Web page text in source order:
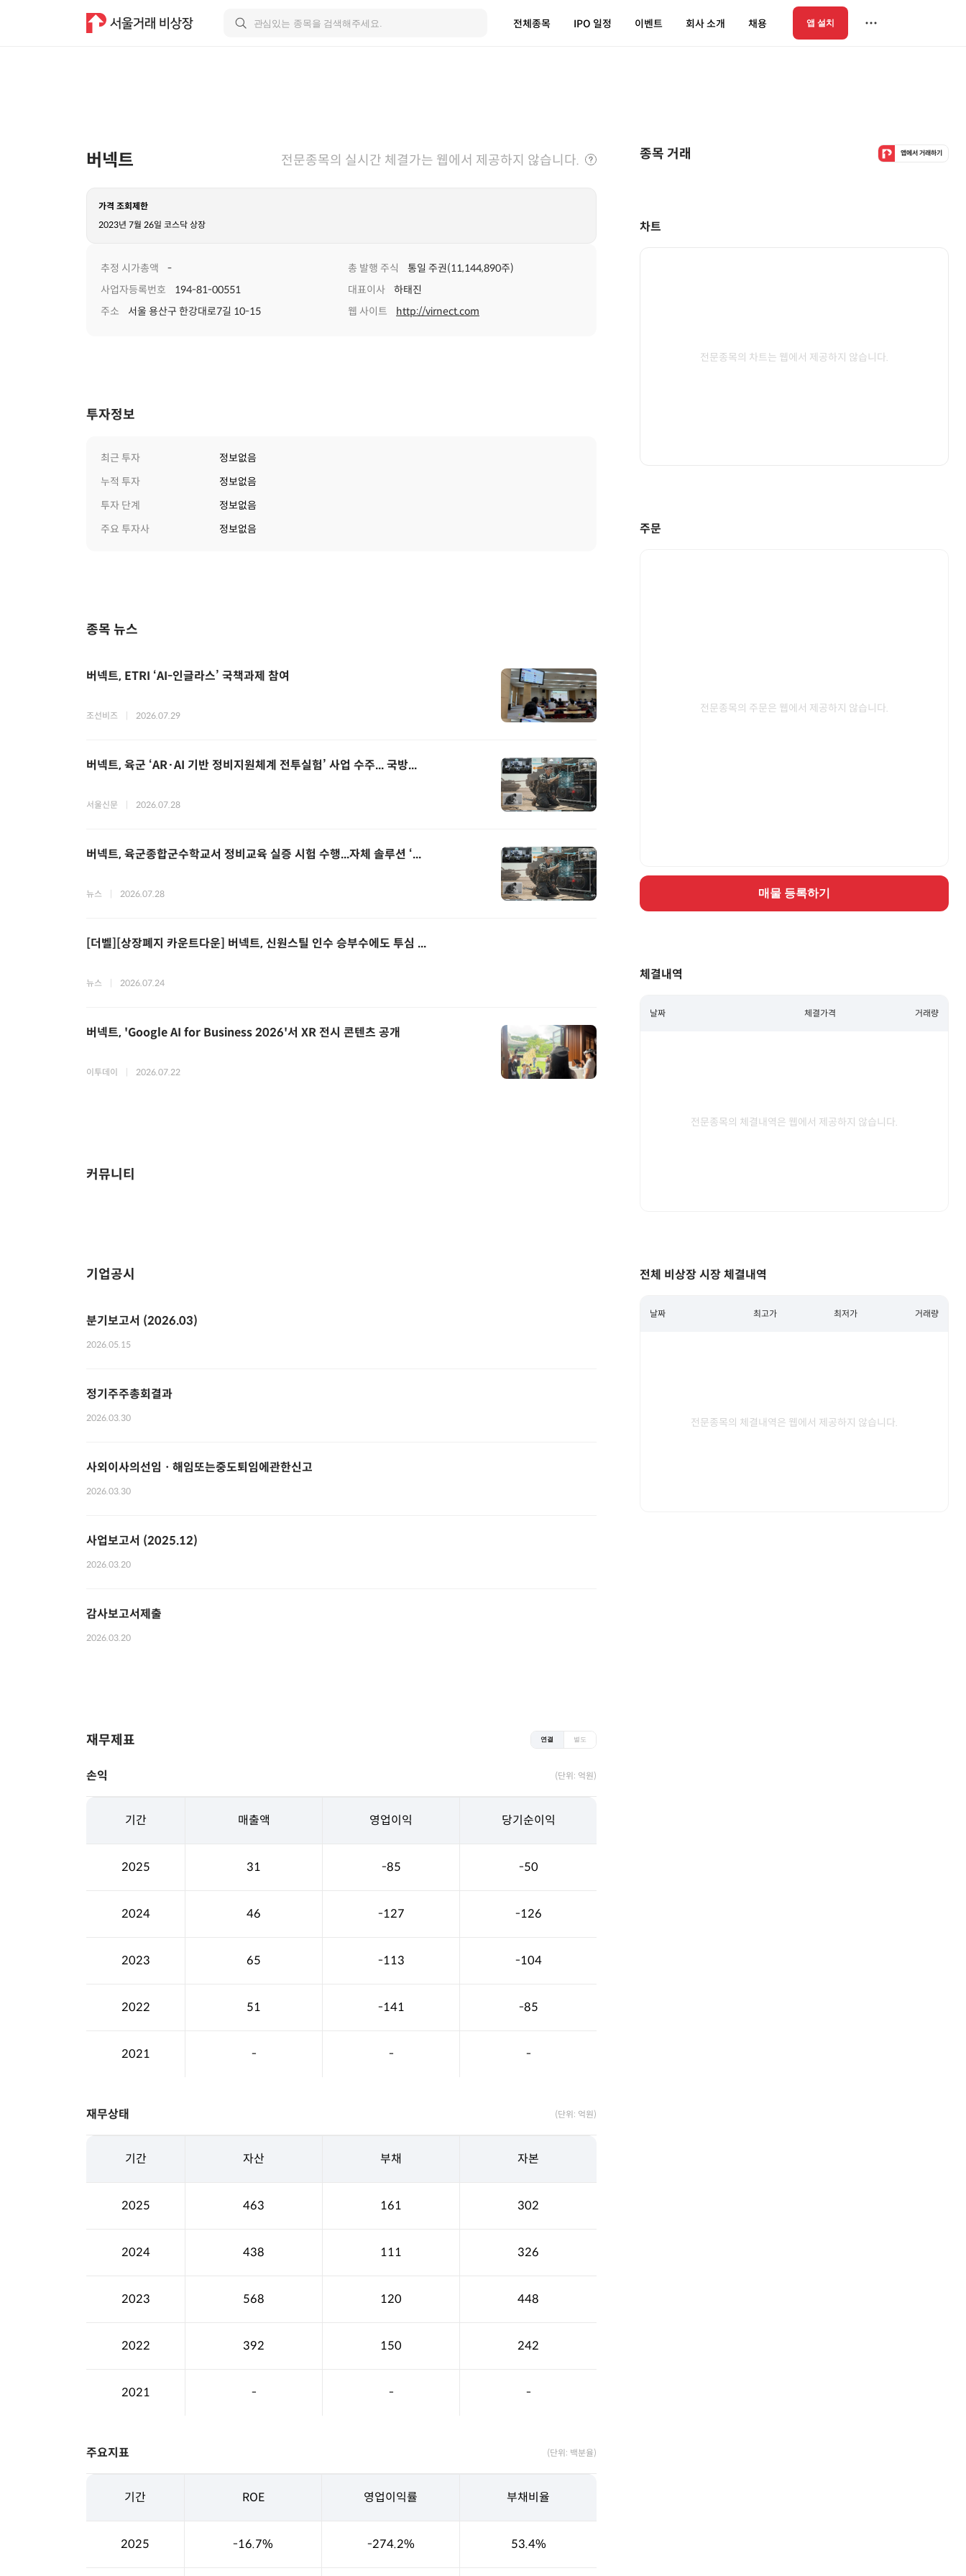
전체종목 IPO 일정 이벤트 회사 소개 채용 앱 설치
버넥트 전문종목의 실시간 체결가는 웹에서 제공하지 않습니다.
가격 조회제한
2023년 7월 26일 코스닥 상장
추정 시가총액 - 총 발행 주식
통일 주권(11,144,890주)
사업자등록번호
194-81-00551 대표이사
하태진
주소
서울 용산구 한강대로7길 10-15 웹 사이트 http://virnect.com
투자정보
최근 투자
정보없음
누적 투자
정보없음
투자 단계
정보없음
주요 투자사
정보없음
종목 뉴스
버넥트, ETRI ‘AI-인글라스’ 국책과제 참여
조선비즈 2026.07.29
버넥트, 육군 ‘AR·AI 기반 정비지원체계 전투실험’ 사업 수주... 국방...
서울신문 2026.07.28
버넥트, 육군종합군수학교서 정비교육 실증 시험 수행...자체 솔루션 ‘...
뉴스 2026.07.28
[더벨][상장폐지 카운트다운] 버넥트, 신원스틸 인수 승부수에도 투심 ...
뉴스 2026.07.24
버넥트, 'Google AI for Business 2026'서 XR 전시 콘텐츠 공개
이투데이 2026.07.22
커뮤니티
기업공시
분기보고서 (2026.03)
2026.05.15
정기주주총회결과
2026.03.30
사외이사의선임ㆍ해임또는중도퇴임에관한신고
2026.03.30
사업보고서 (2025.12)
2026.03.20
감사보고서제출
2026.03.20
재무제표 연결 별도
손익 (단위: 억원)
기간 매출액 영업이익 당기순이익
2025 31 -85 -50
2024 46 -127 -126
2023 65 -113 -104
2022 51 -141 -85
2021 - - -
재무상태 (단위: 억원)
기간 자산 부채 자본
2025 463 161 302
2024 438 111 326
2023 568 120 448
2022 392 150 242
2021 - - -
주요지표 (단위: 백분율)
기간 ROE 영업이익률 부채비율
2025 -16.7% -274.2% 53.4%
종목 거래 앱에서 거래하기
차트
전문종목의 차트는 웹에서 제공하지 않습니다.
주문
전문종목의 주문은 웹에서 제공하지 않습니다.
매물 등록하기
체결내역
날짜 체결가격 거래량
전문종목의 체결내역은 웹에서 제공하지 않습니다.
전체 비상장 시장 체결내역
날짜 최고가 최저가 거래량
전문종목의 체결내역은 웹에서 제공하지 않습니다.